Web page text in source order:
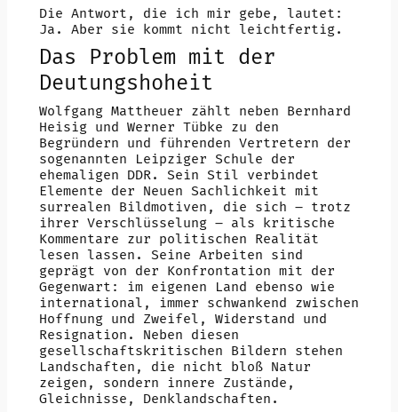
Die Antwort, die ich mir gebe, lautet:
Ja. Aber sie kommt nicht leichtfertig.
Das Problem mit der
Deutungshoheit
Wolfgang Mattheuer zählt neben Bernhard
Heisig und Werner Tübke zu den
Begründern und führenden Vertretern der
sogenannten Leipziger Schule der
ehemaligen DDR. Sein Stil verbindet
Elemente der Neuen Sachlichkeit mit
surrealen Bildmotiven, die sich – trotz
ihrer Verschlüsselung – als kritische
Kommentare zur politischen Realität
lesen lassen. Seine Arbeiten sind
geprägt von der Konfrontation mit der
Gegenwart: im eigenen Land ebenso wie
international, immer schwankend zwischen
Hoffnung und Zweifel, Widerstand und
Resignation. Neben diesen
gesellschaftskritischen Bildern stehen
Landschaften, die nicht bloß Natur
zeigen, sondern innere Zustände,
Gleichnisse, Denklandschaften.